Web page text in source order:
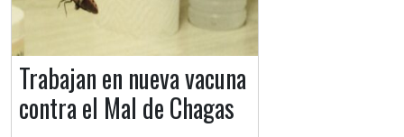
Trabajan en nueva vacuna
contra el Mal de Chagas